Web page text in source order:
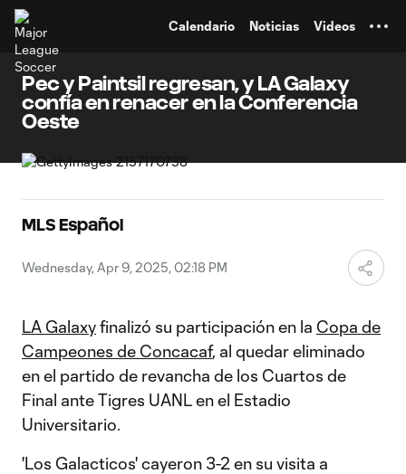
Calendario Noticias Videos
Pec y Paintsil regresan, y LA Galaxy
confía en renacer en la Conferencia
Oeste
MLS Español
Wednesday, Apr 9, 2025, 02:18 PM
LA Galaxyfinalizó su participación en la Copa de
Campeones de Concacaf, al quedar eliminado
en el partido de revancha de los Cuartos de
Final ante Tigres UANL en el Estadio
Universitario.
'Los Galacticos' cayeron 3-2 en su visita a